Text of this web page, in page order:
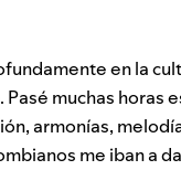
en la
muchas horas
armonías,
me iban a